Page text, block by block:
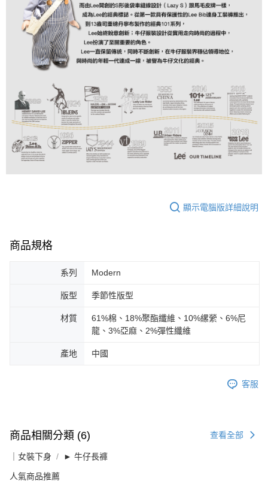
顯示電腦版詳細說明
商品規格
系列 Modern
版型 季節性版型
材質
61%棉、18%聚酯纖維、10%縲縈、6%尼
龍、3%亞麻、2%彈性纖維
產地 中國
客服
商品相關分類 (6) 查看全部
｜女裝下身 ► 牛仔長褲
人氣商品推薦